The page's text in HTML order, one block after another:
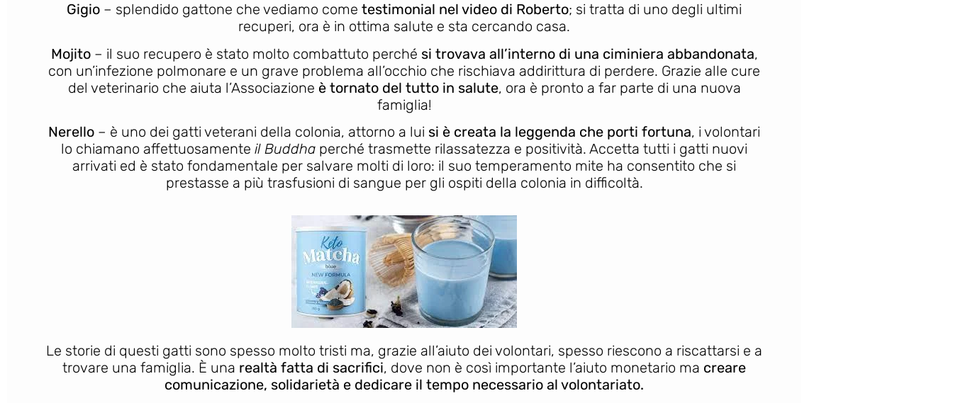
Gigio – splendido gattone che vediamo come testimonial nel video di Roberto; si tratta di uno degli ultimi
recuperi, ora è in ottima salute e sta cercando casa.
Mojito– il suo recupero è stato molto combattuto perché si trovava all’interno di una ciminiera abbandonata,
con un’infezione polmonare e un grave problema all’occhio che rischiava addirittura di perdere. Grazie alle cure
del veterinario che aiuta l’Associazione è tornato del tutto in salute, ora è pronto a far parte di una nuova
famiglia!
Nerello – è uno dei gatti veterani della colonia, attorno a lui si è creata la leggenda che porti fortuna, i volontari
lo chiamano affettuosamente il Buddha perché trasmette rilassatezza e positività. Accetta tutti i gatti nuovi
arrivati ed è stato fondamentale per salvare molti di loro: il suo temperamento mite ha consentito che si
prestasse a più trasfusioni di sangue per gli ospiti della colonia in difficoltà.
Le storie di questi gatti sono spesso molto tristi ma, grazie all’aiuto dei volontari, spesso riescono a riscattarsi e a
trovare una famiglia. È una realtà fatta di sacrifici, dove non è così importante l’aiuto monetario ma creare
comunicazione, solidarietà e dedicare il tempo necessario al volontariato.